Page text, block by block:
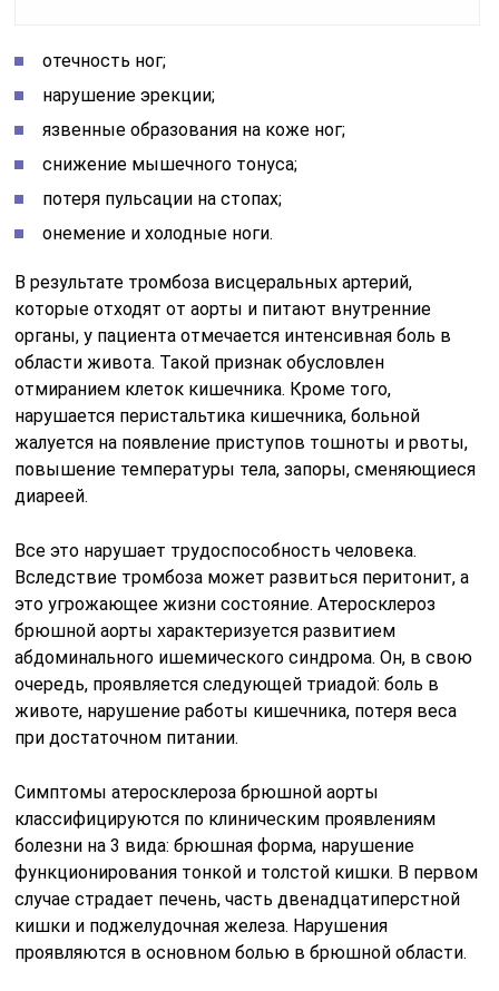
отечность ног;
нарушение эрекции;
язвенные образования на коже ног;
снижение мышечного тонуса;
потеря пульсации на стопах;
онемение и холодные ноги.
В результате тромбоза висцеральных артерий,
которые отходят от аорты и питают внутренние
органы, у пациента отмечается интенсивная боль в
области живота. Такой признак обусловлен
отмиранием клеток кишечника. Кроме того,
нарушается перистальтика кишечника, больной
жалуется на появление приступов тошноты и рвоты,
повышение температуры тела, запоры, сменяющиеся
диареей.
Все это нарушает трудоспособность человека.
Вследствие тромбоза может развиться перитонит, а
это угрожающее жизни состояние. Атеросклероз
брюшной аорты характеризуется развитием
абдоминального ишемического синдрома. Он, в свою
очередь, проявляется следующей триадой: боль в
животе, нарушение работы кишечника, потеря веса
при достаточном питании.
Симптомы атеросклероза брюшной аорты
классифицируются по клиническим проявлениям
болезни на 3 вида: брюшная форма, нарушение
функционирования тонкой и толстой кишки. В первом
случае страдает печень, часть двенадцатиперстной
кишки и поджелудочная железа. Нарушения
проявляются в основном болью в брюшной области.